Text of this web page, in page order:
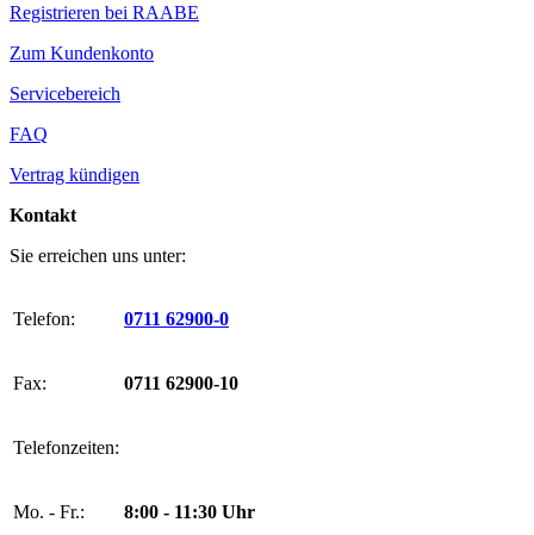
Registrieren bei RAABE
Zum Kundenkonto
Servicebereich
FAQ
Vertrag kündigen
Kontakt
Sie erreichen uns unter:
Telefon: 0711 62900-0
Fax: 0711 62900-10
Telefonzeiten:
Mo. - Fr.: 8:00 - 11:30 Uhr